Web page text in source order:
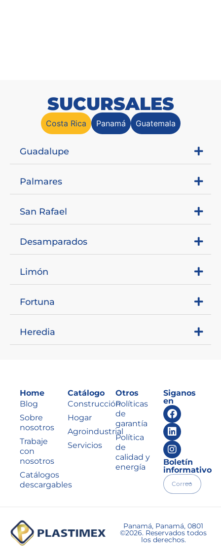
SUCURSALES
Costa Rica Panamá Guatemala
Guadalupe
Palmares
San Rafael
Desamparados
Limón
Fortuna
Heredia
Home
Blog
Sobre
nosotros
Trabaje
con
nosotros
Catálogos
descargables
Catálogo
Construcción
Hogar
Agroindustrial
Servicios
Otros
Políticas
de
garantía
Política
de
calidad y
energía
Siganos
en
Boletín
informativo
Panamá, Panamá, 0801
©2026. Reservados todos
los derechos.